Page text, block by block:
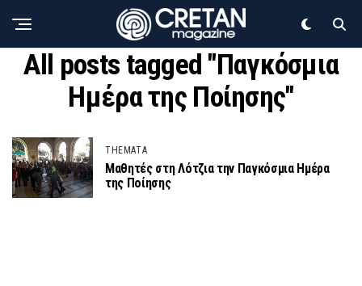
All posts tagged "Παγκόσμια
Ημέρα της Ποίησης"
THEMATA
Μαθητές στη Λότζια την Παγκόσμια Ημέρα
της Ποίησης